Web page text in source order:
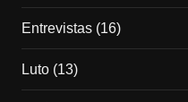
Entrevistas(16)
Luto(13)